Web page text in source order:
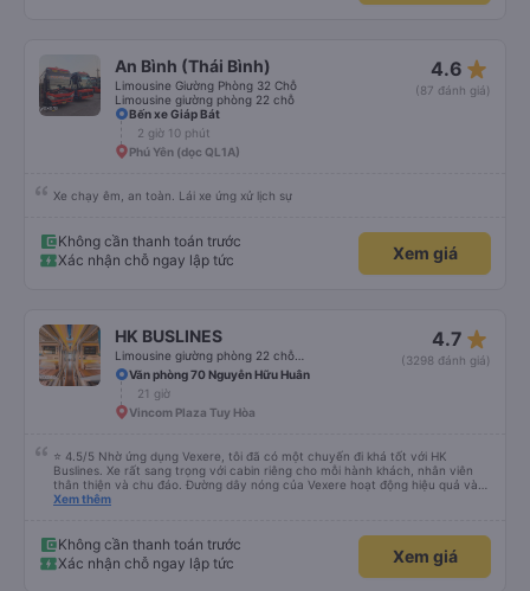
An Bình (Thái Bình)
Limousine Giường Phòng 32 Chỗ
Limousine giường phòng 22 chỗ
4.6 star_rate
(87 đánh giá)
Bến xe Giáp Bát
2 giờ 10 phút
Phú Yên (dọc QL1A)
Xe chạy êm, an toàn. Lái xe ứng xử lịch sự
Không cần thanh toán trước
Xác nhận chỗ ngay lập tức
Xem giá
HK BUSLINES 4.7 star_rate
(3298 đánh giá)
Văn phòng 70 Nguyễn Hữu Huân
21 giờ
Vincom Plaza Tuy Hòa
⭐ 4.5/5 Nhờ ứng dụng Vexere, tôi đã có một chuyến đi khá tốt với HK
Buslines. Xe rất sang trọng với cabin riêng cho mỗi hành khách, nhân viên
thân thiện và chu đáo. Đường dây nóng của Vexere hoạt động hiệu quả và
thể hiện trách nhiệm với khách hàng. Nhược điểm: -0.5 sao vì quy trình đặt
phòng đại diện của công ty, không phải ở nhà tôi :) Ưu điểm: Xe buýt khởi
hành và đến đúng giờ. Điểm đón khách chính xác tại địa điểm đã đăng ký.
Nhân viên chuyên nghiệp và hữu ích. Nhìn chung, tôi đánh giá 4.5 sao cho
Xem thêm
Không cần thanh toán trước
Xác nhận chỗ ngay lập tức
Xem giá